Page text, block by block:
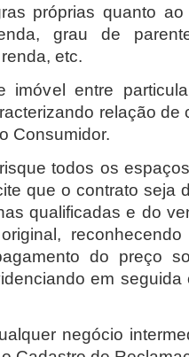
próprias quanto
grau de
etc.
imóvel entre
relação de
Consumidor.
todos os
que o contrato seja
qualificadas e do
do preço
em seguida
negócio